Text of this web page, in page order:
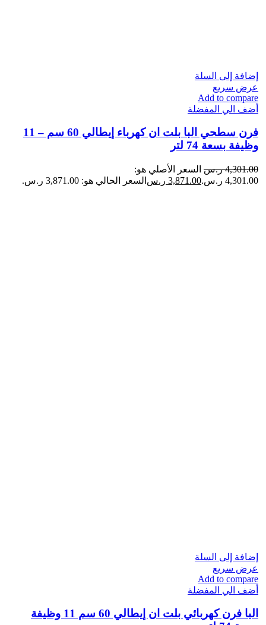
إضافة إلى السلة
عرض سريع
Add to compare
أضف الي المفضلة
فرن سطحي البا بلت ان كهرباء إيطالي 60 سم – 11
وظيفة بسعة 74 لتر
4,301.00 ر.س السعر الأصلي هو:
4,301.00 ر.س.
3,871.00 ر.س السعر الحالي هو: 3,871.00 ر.س.
إضافة إلى السلة
عرض سريع
Add to compare
أضف الي المفضلة
البا فرن كهربائي بلت ان إيطالي 60 سم 11 وظيفة